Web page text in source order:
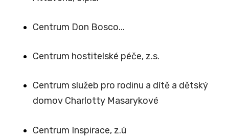
Centrum Don Bosco...
Centrum hostitelské péče, z.s.
Centrum služeb pro rodinu a dítě a dětský
domov Charlotty Masarykové
Centrum Inspirace, z.ú